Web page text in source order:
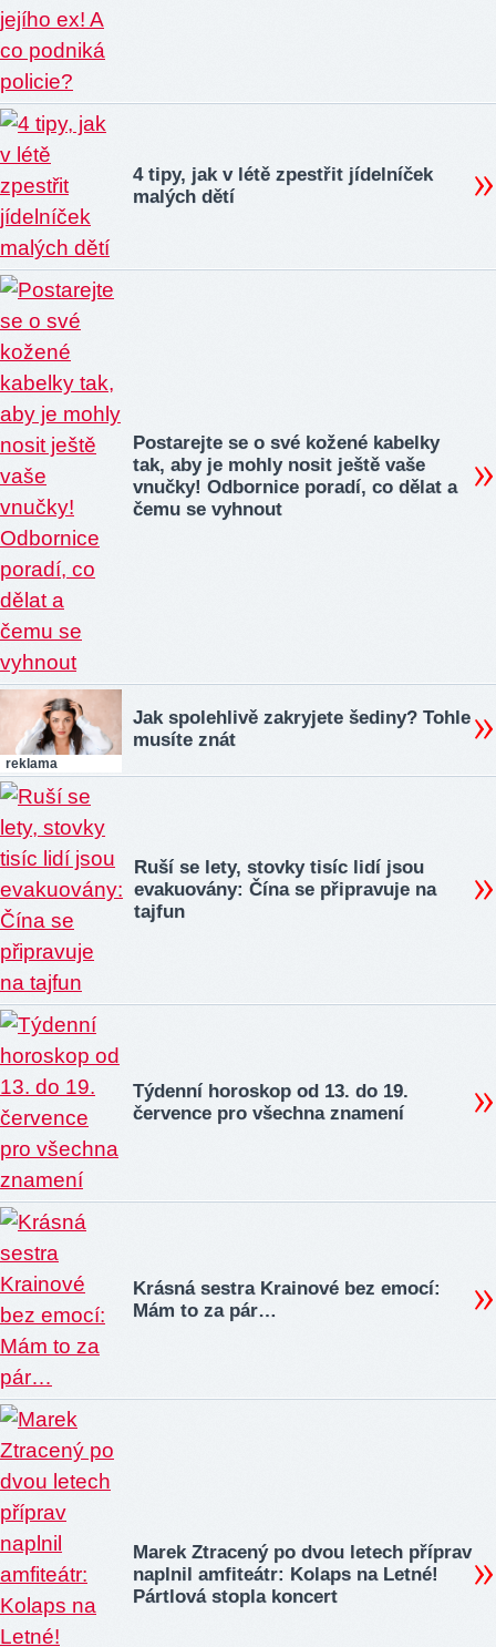
4 tipy, jak v létě zpestřit jídelníček
malých dětí
Postarejte se o své kožené kabelky
tak, aby je mohly nosit ještě vaše
vnučky! Odbornice poradí, co dělat a
čemu se vyhnout
reklama
Jak spolehlivě zakryjete šediny? Tohle
musíte znát
Ruší se lety, stovky tisíc lidí jsou
evakuovány: Čína se připravuje na
tajfun
Týdenní horoskop od 13. do 19.
července pro všechna znamení
Krásná sestra Krainové bez emocí:
Mám to za pár…
Marek Ztracený po dvou letech příprav
naplnil amfiteátr: Kolaps na Letné!
Pártlová stopla koncert